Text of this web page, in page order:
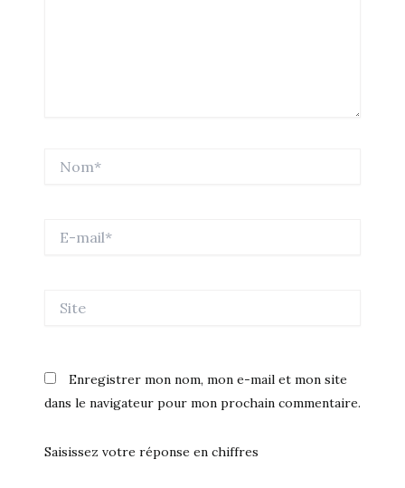
mail*
Enregistrer mon nom, mon e-mail et mon site
dans le navigateur pour mon prochain commentaire.
Saisissez votre réponse en chiffres